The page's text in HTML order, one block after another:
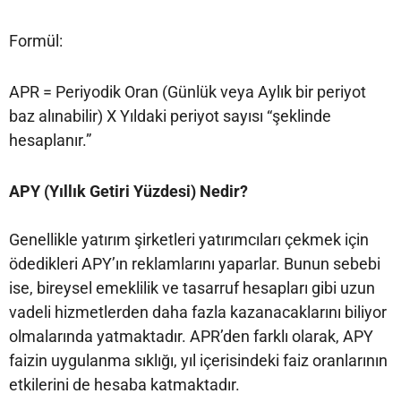
Formül:
APR = Periyodik Oran (Günlük veya Aylık bir periyot
baz alınabilir) X Yıldaki periyot sayısı “şeklinde
hesaplanır.”
APY (Yıllık Getiri Yüzdesi) Nedir?
Genellikle yatırım şirketleri yatırımcıları çekmek için
ödedikleri APY’ın reklamlarını yaparlar. Bunun sebebi
ise, bireysel emeklilik ve tasarruf hesapları gibi uzun
vadeli hizmetlerden daha fazla kazanacaklarını biliyor
olmalarında yatmaktadır. APR’den farklı olarak, APY
faizin uygulanma sıklığı, yıl içerisindeki faiz oranlarının
etkilerini de hesaba katmaktadır.